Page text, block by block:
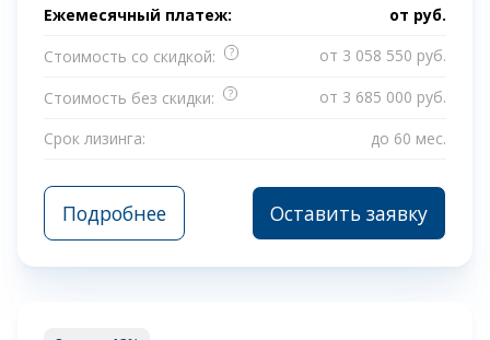
Ежемесячный платеж: от руб.
Стоимость со скидкой:
? от 3 058 550 руб.
Стоимость без скидки: ?
от 3 685 000 руб.
Срок лизинга:
до 60 мес.
Подробнее Оставить заявку